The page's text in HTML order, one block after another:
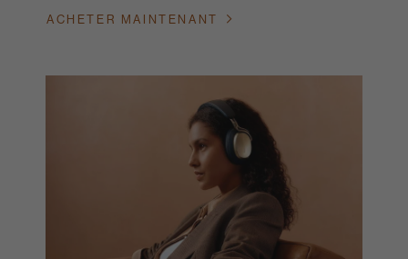
ACHETER MAINTENANT